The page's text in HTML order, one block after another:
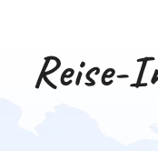
Reise-